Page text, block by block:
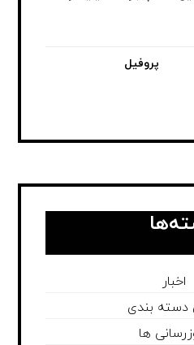
پروفیل
اخبار
دسته بندی
ها